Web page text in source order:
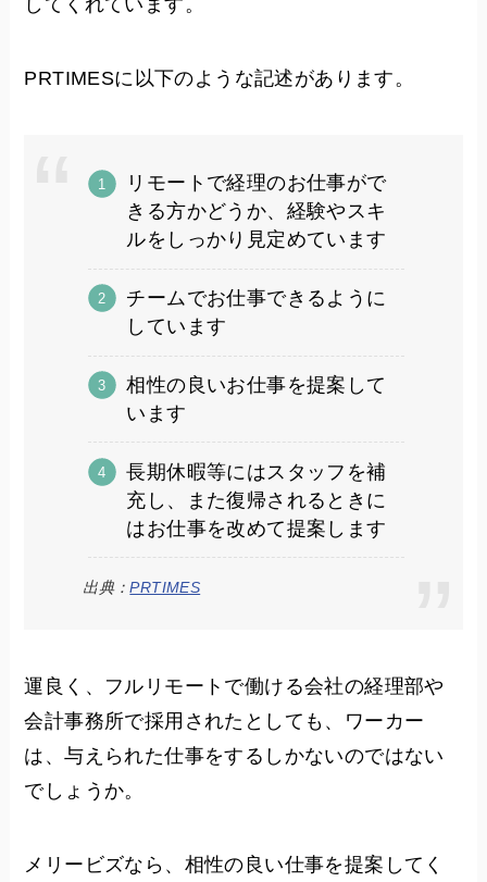
してくれています。
PRTIMESに以下のような記述があります。
リモートで経理のお仕事がで
きる方かどうか、経験やスキ
ルをしっかり見定めています
チームでお仕事できるように
しています
相性の良いお仕事を提案して
います
長期休暇等にはスタッフを補
充し、また復帰されるときに
はお仕事を改めて提案します
出典：PRTIMES
運良く、フルリモートで働ける会社の経理部や
会計事務所で採用されたとしても、ワーカー
は、与えられた仕事をするしかないのではない
でしょうか。
メリービズなら、相性の良い仕事を提案してく